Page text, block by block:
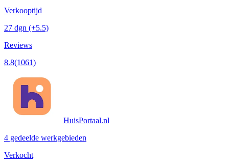
Verkooptijd
27 dgn (+5.5)
Reviews
8.8(1061)
HuisPortaal.nl
4 gedeelde werkgebieden
Verkocht